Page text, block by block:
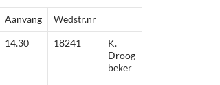
Aanvang Wedstr.nr
14.30 18241
K.
Droog
beker